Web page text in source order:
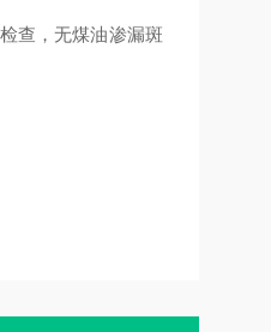
查，无煤油渗漏斑